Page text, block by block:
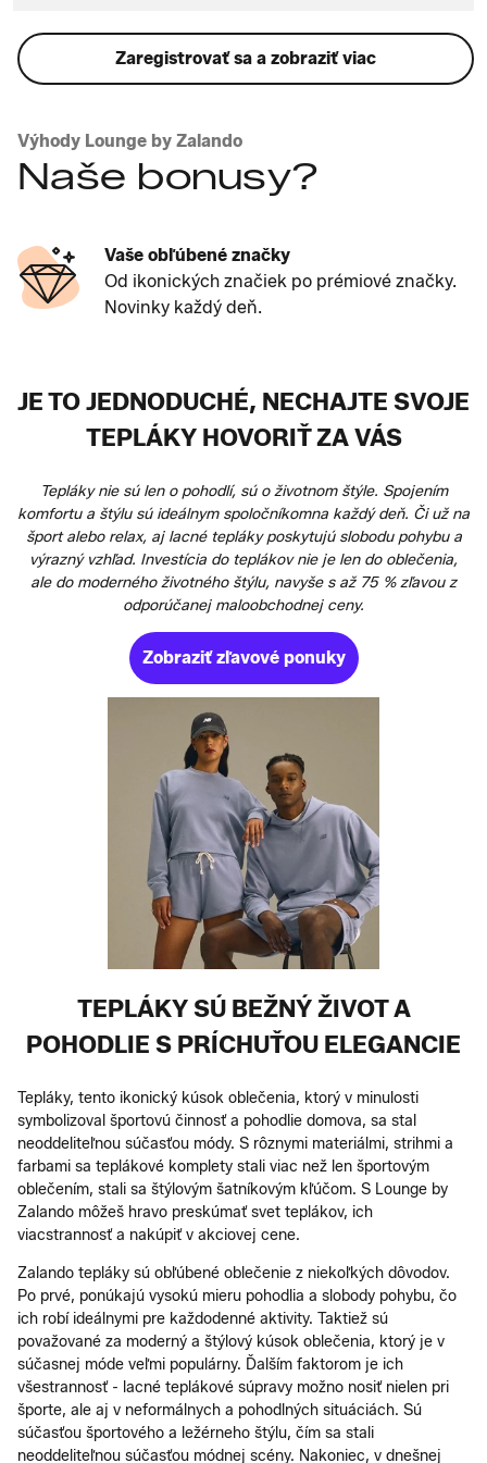
Zaregistrovať sa a zobraziť viac
Výhody Lounge by Zalando
Naše bonusy?
Vaše obľúbené značky
Od ikonických značiek po prémiové značky.
Novinky každý deň.
JE TO JEDNODUCHÉ, NECHAJTE SVOJE
TEPLÁKY HOVORIŤ ZA VÁS
Tepláky nie sú len o pohodlí, sú o životnom štýle. Spojením
komfortu a štýlu sú ideálnym spoločníkomna každý deň. Či už na
šport alebo relax, aj lacné tepláky poskytujú slobodu pohybu a
výrazný vzhľad. Investícia do teplákov nie je len do oblečenia,
ale do moderného životného štýlu, navyše s až 75 % zľavou z
odporúčanej maloobchodnej ceny.
Zobraziť zľavové ponuky
TEPLÁKY SÚ BEŽNÝ ŽIVOT A
POHODLIE S PRÍCHUŤOU ELEGANCIE
Tepláky, tento ikonický kúsok oblečenia, ktorý v minulosti
symbolizoval športovú činnosť a pohodlie domova, sa stal
neoddeliteľnou súčasťou módy. S rôznymi materiálmi, strihmi a
farbami sa teplákové komplety stali viac než len športovým
oblečením, stali sa štýlovým šatníkovým kľúčom. S Lounge by
Zalando môžeš hravo preskúmať svet teplákov, ich
viacstrannosť a nakúpiť v akciovej cene.
Zalando tepláky sú obľúbené oblečenie z niekoľkých dôvodov.
Po prvé, ponúkajú vysokú mieru pohodlia a slobody pohybu, čo
ich robí ideálnymi pre každodenné aktivity. Taktiež sú
považované za moderný a štýlový kúsok oblečenia, ktorý je v
súčasnej móde veľmi populárny. Ďalším faktorom je ich
všestrannosť - lacné teplákové súpravy možno nosiť nielen pri
športe, ale aj v neformálnych a pohodlných situáciách. Sú
súčasťou športového a ležérneho štýlu, čím sa stali
neoddeliteľnou súčasťou módnej scény. Nakoniec, v dnešnej